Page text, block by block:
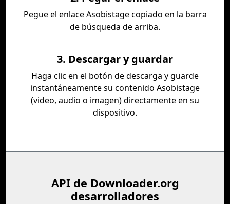
Pegue el enlace Asobistage copiado en la barra
de búsqueda de arriba.
3. Descargar y guardar
Haga clic en el botón de descarga y guarde
instantáneamente su contenido Asobistage
(video, audio o imagen) directamente en su
dispositivo.
API de Downloader.org
desarrolladores